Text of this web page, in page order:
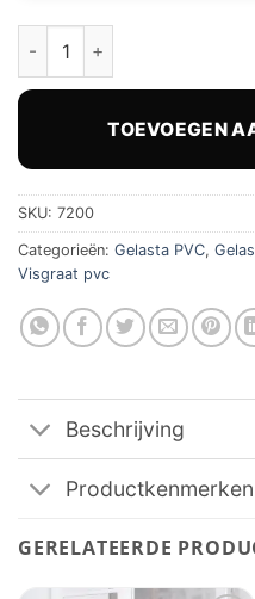
TOEVOEGEN
SKU: 7200
Categorieën: Gelasta PVC,
Visgraat pvc
Beschrijving
Productkenmerken
GERELATEERDE